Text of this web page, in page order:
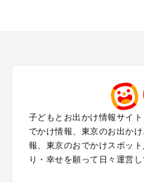
町田・相模原・愛川・上野
渋谷・原宿・恵比寿・中目
池袋・赤羽・王子・巣鴨・
新宿・高田馬場・代々木・
銀座・丸の内・日本橋・有
子どもとお出かけ情報サイ
でかけ情報、東京のお出か
報、東京のおでかけスポッ
り・幸せを願って日々運営し